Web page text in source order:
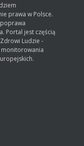
prawa w Polsce.
Portal jest częścią
Ludzie -